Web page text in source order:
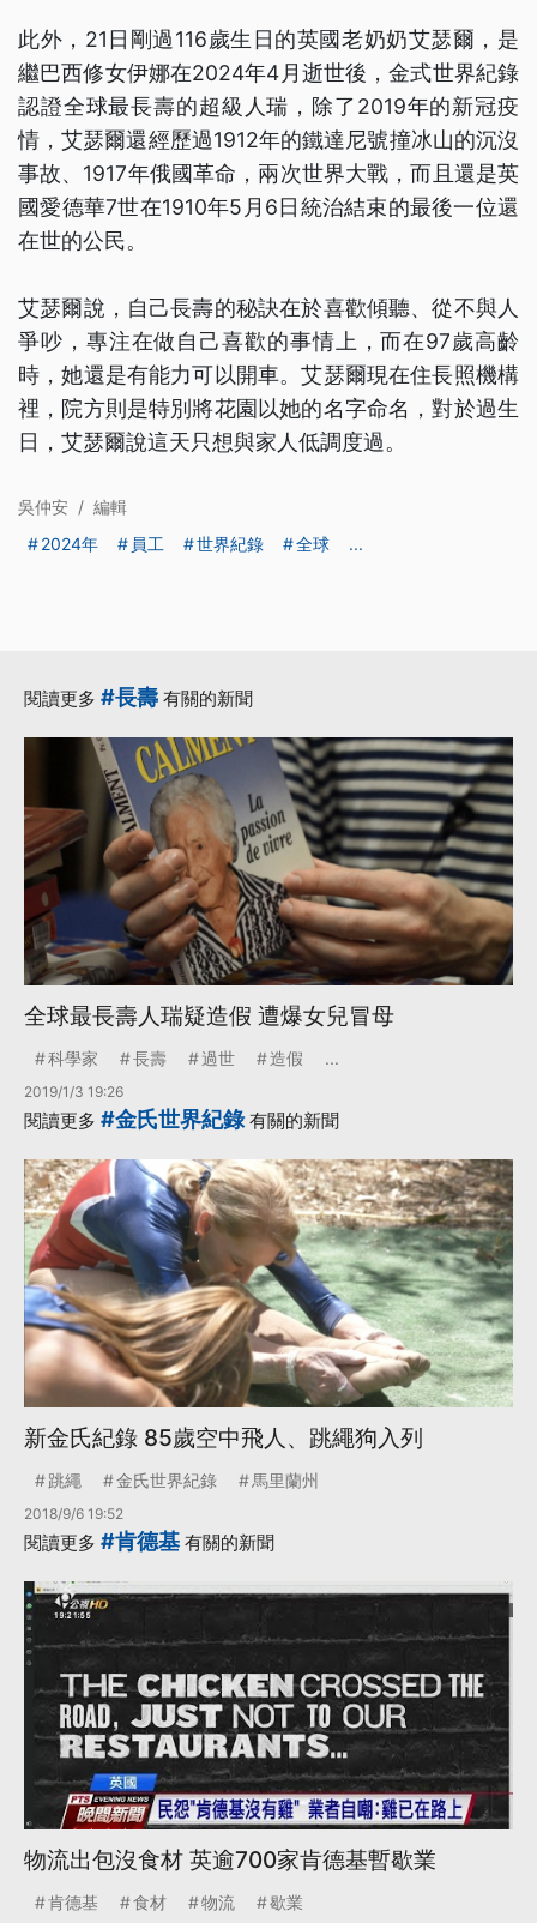
此外，21日剛過116歲生日的英國老奶奶艾瑟爾，是
繼巴西修女伊娜在2024年4月逝世後，金式世界紀錄
認證全球最長壽的超級人瑞，除了2019年的新冠疫
情，艾瑟爾還經歷過1912年的鐵達尼號撞冰山的沉沒
事故、1917年俄國革命，兩次世界大戰，而且還是英
國愛德華7世在1910年5月6日統治結束的最後一位還
在世的公民。
艾瑟爾說，自己長壽的秘訣在於喜歡傾聽、從不與人
爭吵，專注在做自己喜歡的事情上，而在97歲高齡
時，她還是有能力可以開車。艾瑟爾現在住長照機構
裡，院方則是特別將花園以她的名字命名，對於過生
日，艾瑟爾說這天只想與家人低調度過。
吳仲安 / 編輯
2024年
員工 世界紀錄 全球 ...
閱讀更多 #長壽 有關的新聞
全球最長壽人瑞疑造假 遭爆女兒冒母
科學家 長壽 過世 造假 ...
2019/1/3 19:26
閱讀更多 #金氏世界紀錄有關的新聞
新金氏紀錄 85歲空中飛人、跳繩狗入列
跳繩 金氏世界紀錄 馬里蘭州
2018/9/6 19:52
閱讀更多 #肯德基 有關的新聞
物流出包沒食材 英逾700家肯德基暫歇業
肯德基 食材 物流 歇業